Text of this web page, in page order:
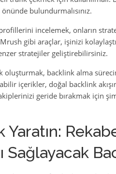
bulundurmalısınız.
incelemek, onların
gibi araçlar, işinizi
stratejiler geliştirebilirsiniz.
oluşturmak, backlink alma
içerikler, doğal backlink
geride bırakmak için
Yaratın:
Sağlayacak